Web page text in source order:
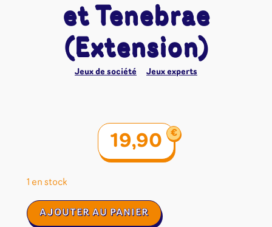
et Tenebrae
(Extension)
Jeux de société Jeux experts
19,90 €
1 en stock
quantité
de
AJOUTER AU PANIER